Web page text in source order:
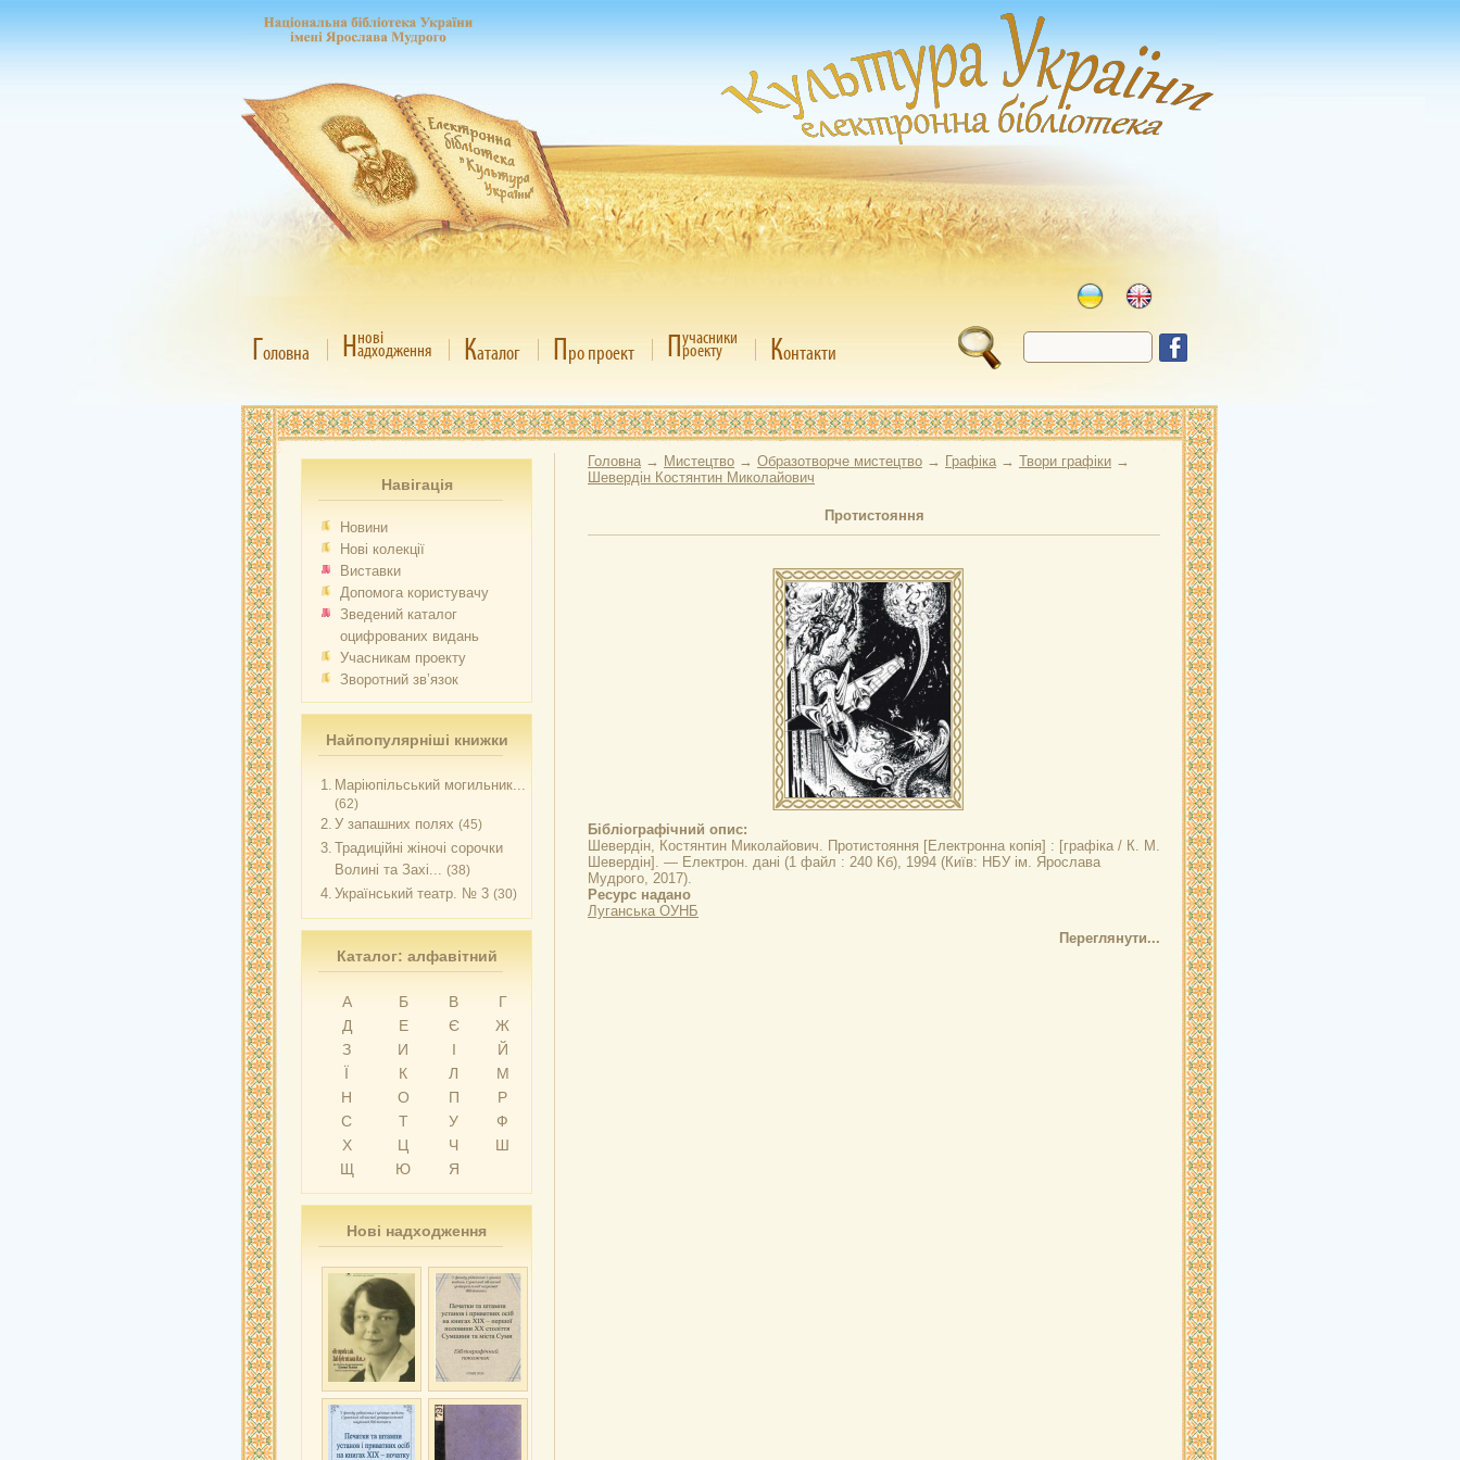
Головна Ннові
адходження Каталог Про проект Пучасники
роекту Контакти
Навігація
Новини
Нові колекції
Виставки
Допомога користувачу
Зведений каталог
оцифрованих видань
Учасникам проекту
Зворотний зв’язок
Найпопулярніші книжки
1. Маріюпільський могильник...
(62)
2. У запашних полях (45)
3. Традиційні жіночі сорочки
Волині та Захі... (38)
4. Український театр. № 3 (30)
Каталог: алфавітний
А Б В
Г
Д
Е Є
Ж
З
И І
Й
Ї
К Л
М
Н
О П
Р
С
Т У
Ф
Х
Ц Ч
Ш
Щ
Ю Я
Нові надходження
Головна → Мистецтво → Образотворче мистецтво → Графіка → Твори графіки →
Шевердін Костянтин Миколайович
Протистояння
Бібліографічний опис:
Шевердін, Костянтин Миколайович. Протистояння [Електронна копія] : [графіка / К. М.
Шевердін]. — Електрон. дані (1 файл : 240 Кб), 1994 (Київ: НБУ ім. Ярослава
Мудрого, 2017).
Ресурс надано
Луганська ОУНБ
Переглянути...